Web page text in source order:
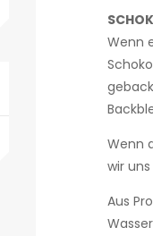
Wenn
Wenn
wir
Aus